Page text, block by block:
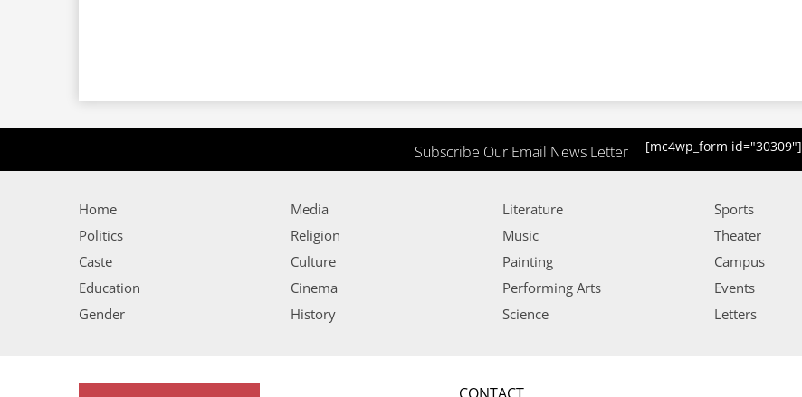
Subscribe Our Email News Letter [mc4wp_form id="30309"]
Home
Politics
Caste
Education
Gender
Media
Religion
Culture
Cinema
History
Literature
Music
Painting
Performing Arts
Science
Sports
Theater
Campus
Events
Letters